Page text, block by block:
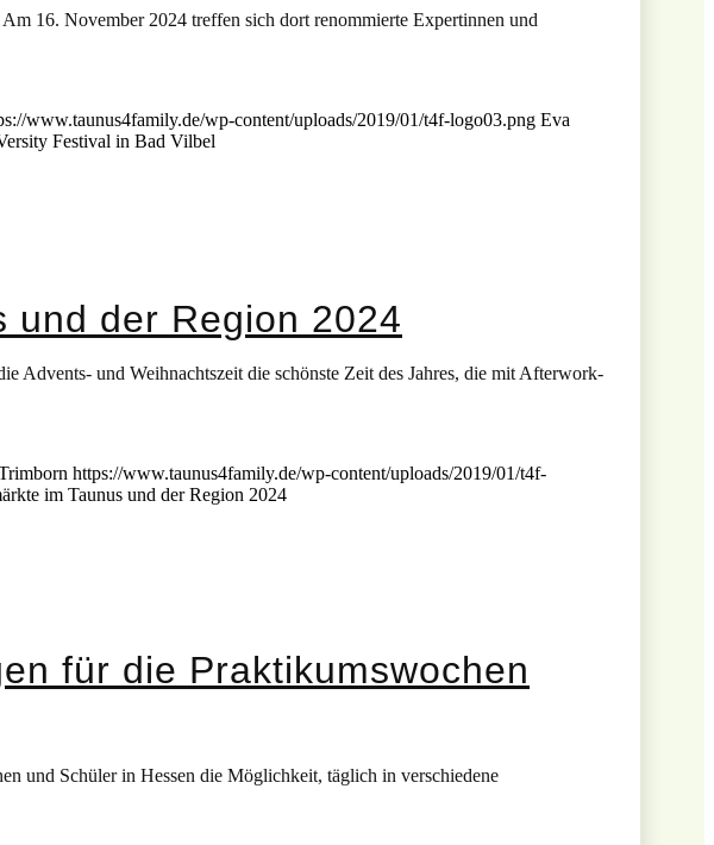
16. November 2024 treffen sich dort renommierte Expertinnen und
www.taunus4family.de/wp-content/uploads/2019/01/t4f-logo03.png Eva
Festival in Bad Vilbel
und der Region 2024
Advents- und Weihnachtszeit die schönste Zeit des Jahres, die mit Afterwork-
https://www.taunus4family.de/wp-content/uploads/2019/01/t4f-
im Taunus und der Region 2024
für die Praktikumswochen
und Schüler in Hessen die Möglichkeit, täglich in verschiedene